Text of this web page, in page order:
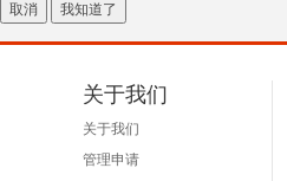
取消 我知道了
关于我们
关于我们
管理申请